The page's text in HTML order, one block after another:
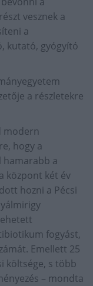
vesznek a
a
kutató, gyógyító
a részletekre
modern
hogy a
a
központ két év
hozni a Pécsi
fogyást,
Emellett 25
költsége, s több
– mondta